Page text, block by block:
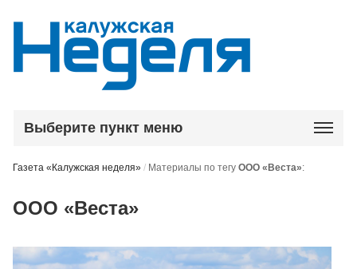
Выберите пункт меню
Газета «Калужская неделя» / Материалы по тегуООО «Веста»:
ООО «Веста»